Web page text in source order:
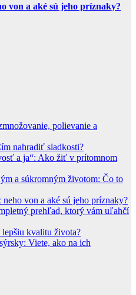
von a aké sú jeho príznaky?
polievanie a
nahradiť sladkosti?
a ja“: Ako žiť v prítomnom
a súkromným životom: Čo to
von a aké sú jeho príznaky?
prehľad, ktorý vám uľahčí
kvalitu života?
Viete, ako na ich